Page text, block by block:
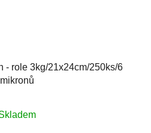
- role 3kg/21x24cm/250ks/6
mikronů